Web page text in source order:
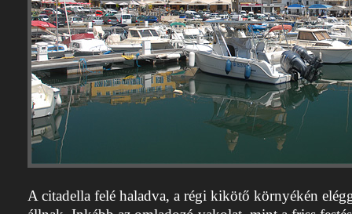
A citadella felé haladva, a régi kikötő környékén